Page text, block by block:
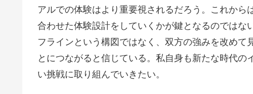
アルでの体験はより重要視されるだろう。これか
合わせた体験設計をしていくかが鍵となるのではな
フラインという構図ではなく、双方の強みを改めて
とにつながると信じている。私自身も新たな時代
い挑戦に取り組んでいきたい。